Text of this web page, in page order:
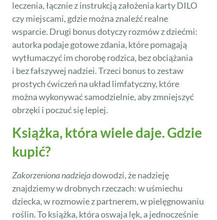
leczenia, łącznie z instrukcją założenia karty DILO
czy miejscami, gdzie można znaleźć realne
wsparcie. Drugi bonus dotyczy rozmów z dziećmi:
autorka podaje gotowe zdania, które pomagają
wytłumaczyć im chorobę rodzica, bez obciążania
i bez fałszywej nadziei. Trzeci bonus to zestaw
prostych ćwiczeń na układ limfatyczny, które
można wykonywać samodzielnie, aby zmniejszyć
obrzęki i poczuć się lepiej.
Książka, która wiele daje. Gdzie
kupić?
Zakorzeniona nadziejadowodzi, że nadzieję
znajdziemy w drobnych rzeczach: w uśmiechu
dziecka, w rozmowie z partnerem, w pielęgnowaniu
roślin. To książka, która oswaja lęk, a jednocześnie